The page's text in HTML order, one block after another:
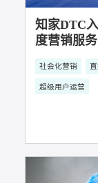
知家DTC
间、场
用户口碑传播